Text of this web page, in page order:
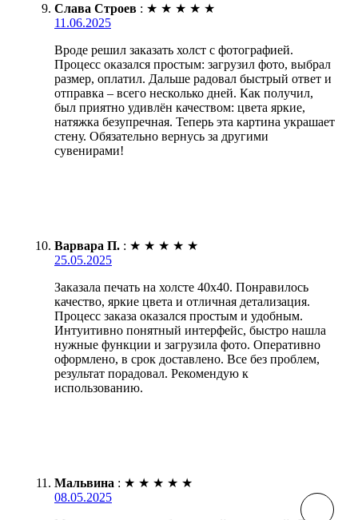
Слава Строев : ★ ★ ★ ★ ★
11.06.2025
Вроде решил заказать холст с фотографией.
Процесс оказался простым: загрузил фото, выбрал
размер, оплатил. Дальше радовал быстрый ответ и
отправка – всего несколько дней. Как получил,
был приятно удивлён качеством: цвета яркие,
натяжка безупречная. Теперь эта картина украшает
стену. Обязательно вернусь за другими
сувенирами!
Варвара П. : ★ ★ ★ ★ ★
25.05.2025
Заказала печать на холсте 40х40. Понравилось
качество, яркие цвета и отличная детализация.
Процесс заказа оказался простым и удобным.
Интуитивно понятный интерфейс, быстро нашла
нужные функции и загрузила фото. Оперативно
оформлено, в срок доставлено. Все без проблем,
результат порадовал. Рекомендую к
использованию.
Мальвина : ★ ★ ★ ★ ★
08.05.2025